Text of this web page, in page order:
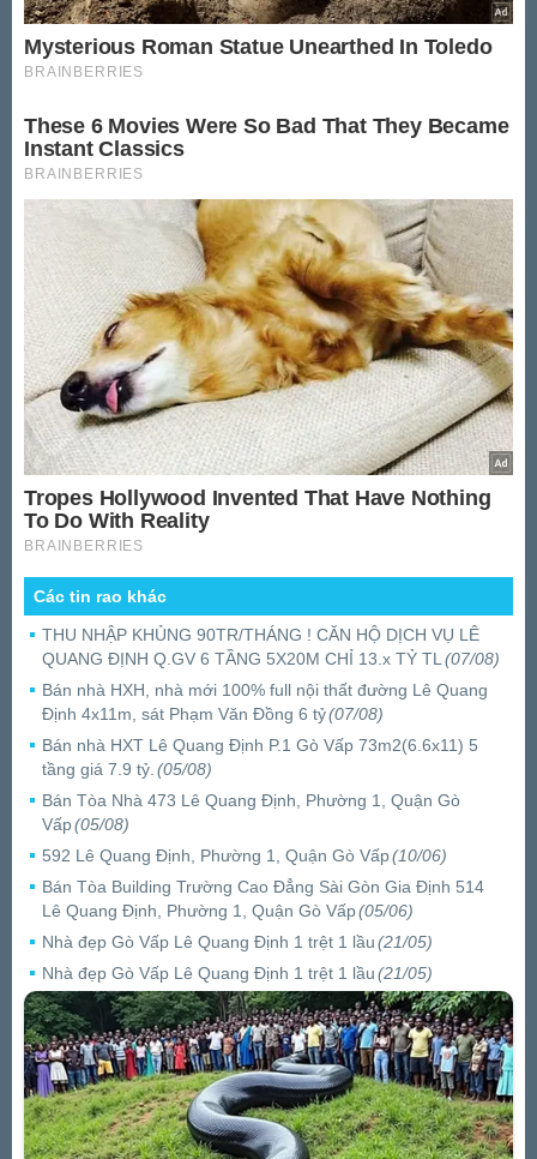
Các tin rao khác
THU NHẬP KHỦNG 90TR/THÁNG ! CĂN HỘ DỊCH VỤ LÊ
QUANG ĐỊNH Q.GV 6 TẦNG 5X20M CHỈ 13.x TỶ TL (07/08)
Bán nhà HXH, nhà mới 100% full nội thất đường Lê Quang
Định 4x11m, sát Phạm Văn Đồng 6 tỷ(07/08)
Bán nhà HXT Lê Quang Định P.1 Gò Vấp 73m2(6.6x11) 5
tầng giá 7.9 tỷ. (05/08)
Bán Tòa Nhà 473 Lê Quang Định, Phường 1, Quận Gò
Vấp(05/08)
592 Lê Quang Định, Phường 1, Quận Gò Vấp(10/06)
Bán Tòa Building Trường Cao Đẳng Sài Gòn Gia Định 514
Lê Quang Định, Phường 1, Quận Gò Vấp(05/06)
Nhà đẹp Gò Vấp Lê Quang Định 1 trệt 1 lầu(21/05)
Nhà đẹp Gò Vấp Lê Quang Định 1 trệt 1 lầu(21/05)